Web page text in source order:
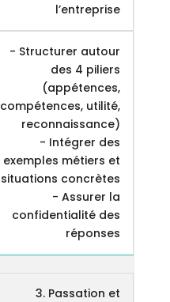
l’entreprise
- Structurer autour
des 4 piliers
(appétences,
compétences, utilité,
reconnaissance)
- Intégrer des
exemples métiers et
situations concrètes
- Assurer la
confidentialité des
réponses
3. Passation et